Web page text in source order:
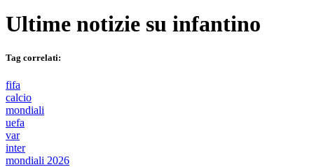
Ultime notizie su infantino
Tag correlati:
fifa
calcio
mondiali
uefa
var
inter
mondiali 2026